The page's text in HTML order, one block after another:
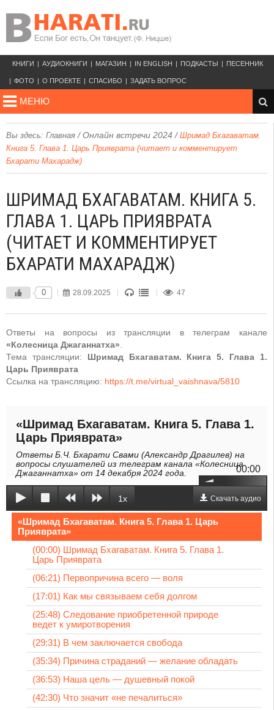
КНИГИ АУДИОКНИГИ МАГАЗИН IN ENGLISH ПОДКАСТЫ ПЕСЕННИК
ФОТО О ПРОЕКТЕ СПАСИБО ЗАДАТЬ ВОПРОС
МЕНЮ
Вы здесь: Главная /Онлайн встречи 2024 / Шримад Бхагаватам.
Книга 5. Глава 1. Царь Прияврата (читает и комментирует
Бхарати Махарадж)
ШРИМАД БХАГАВАТАМ. КНИГА 5.
ГЛАВА 1. ЦАРЬ ПРИЯВРАТА
(ЧИТАЕТ И КОММЕНТИРУЕТ
БХАРАТИ МАХАРАДЖ)
0 28.09.2025 47
Ответы на вопросы из трансляции в телеграм канале
«Колесница Джаганнатха»
Тема трансляции: Шримад Бхагаватам. Книга 5. Глава 1.
Царь Прияврата
Ссылка на трансляцию: https://t.me/virtual_vaishnava/5810
«Шримад Бхагаватам. Книга 5. Глава 1.
Царь Прияврата»
Ответы Б.Ч. Бхарати Свами (Александр Драгилев) на
вопросы слушателей из телеграм канала «Колесница
Джаганнатха» от 14 декабря 2024 года.
00:00
1x Скачать аудио
«Шримад Бхагаватам. Книга 5. Глава 1. Царь
Прияврата»
(00:00) Шримад Бхагаватам. Книга 5. Глава 1.
Царь Прияврата
(06:21) Первопричина всего — воля
(17:01) Как мы связываем себя долгом
(25:48) Следование приобретенной природе
ведет к умиротворения
(29:31) В чем заключается свобода
(35:34) Причина страданий — желание обладать
(36:53) Наша цель — душевный покой
(42:30) Что значит «не печалиться»